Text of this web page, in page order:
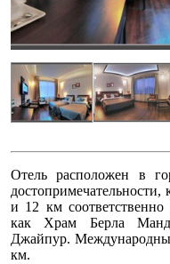
Отель расположен в
и 12 км соответственно
как Храм Берла
Джайпур.
км.